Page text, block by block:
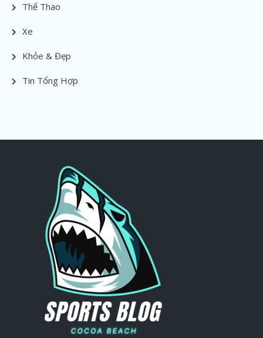
Thể Thao
Xe
Khỏe & Đẹp
Tin Tổng Hợp